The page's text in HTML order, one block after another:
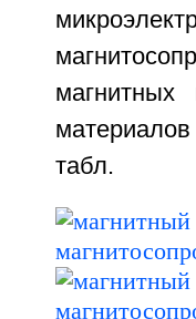
магнитных
табл.